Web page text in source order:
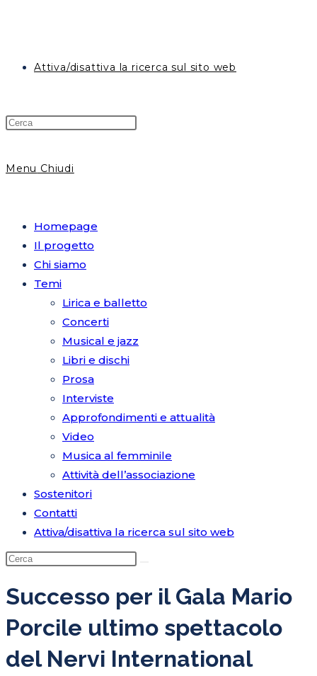
Attiva/disattiva la ricerca sul sito web
Menu Chiudi
Homepage
Il progetto
Chi siamo
Temi
Lirica e balletto
Concerti
Musical e jazz
Libri e dischi
Prosa
Interviste
Approfondimenti e attualità
Video
Musica al femminile
Attività dell’associazione
Sostenitori
Contatti
Attiva/disattiva la ricerca sul sito web
Successo per il Gala Mario
Porcile ultimo spettacolo
del Nervi International